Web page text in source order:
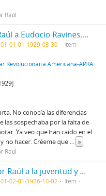
Raúl
Carta de Víctor Raúl a Eudocio Ravines, 30/03/1929
01-01-01-1929-03-30
Item
Revolucionaria Americana-APRA
No conocía las diferencias
las sospechaba por la falta de
Ya veo que han caído en el
no hacer. Créeme que ... »
Raúl
Mensaje de Víctor Raúl a la juventud y al pueblo cuzqueños, 2/10/1926
01-02-01-1926-10-02
Item